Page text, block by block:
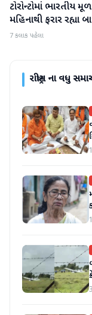
રાષ્ટ્રીય
ટોરોન્ટોમાં ભારતીય
મહિનાથી ફરાર રહ્યા
7 કલાક પહેલા
રાષ્ટ્રીયના વધુ